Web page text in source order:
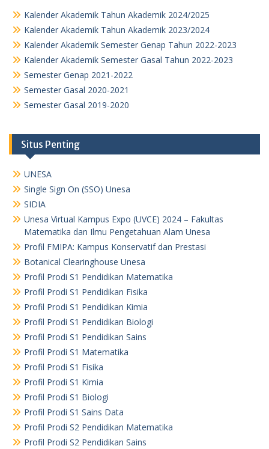
Kalender Akademik Tahun Akademik 2024/2025
Kalender Akademik Tahun Akademik 2023/2024
Kalender Akademik Semester Genap Tahun 2022-2023
Kalender Akademik Semester Gasal Tahun 2022-2023
Semester Genap 2021-2022
Semester Gasal 2020-2021
Semester Gasal 2019-2020
Situs Penting
UNESA
Single Sign On (SSO) Unesa
SIDIA
Unesa Virtual Kampus Expo (UVCE) 2024 – Fakultas
Matematika dan Ilmu Pengetahuan Alam Unesa
Profil FMIPA: Kampus Konservatif dan Prestasi
Botanical Clearinghouse Unesa
Profil Prodi S1 Pendidikan Matematika
Profil Prodi S1 Pendidikan Fisika
Profil Prodi S1 Pendidikan Kimia
Profil Prodi S1 Pendidikan Biologi
Profil Prodi S1 Pendidikan Sains
Profil Prodi S1 Matematika
Profil Prodi S1 Fisika
Profil Prodi S1 Kimia
Profil Prodi S1 Biologi
Profil Prodi S1 Sains Data
Profil Prodi S2 Pendidikan Matematika
Profil Prodi S2 Pendidikan Sains